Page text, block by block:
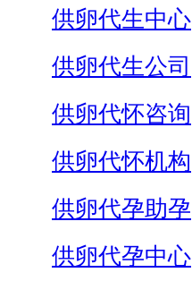
供卵代生中心
供卵代生公司
供卵代怀咨询
供卵代怀机构
供卵代孕助孕
供卵代孕中心